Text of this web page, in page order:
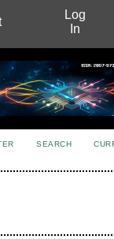
Log
In
SEARCH